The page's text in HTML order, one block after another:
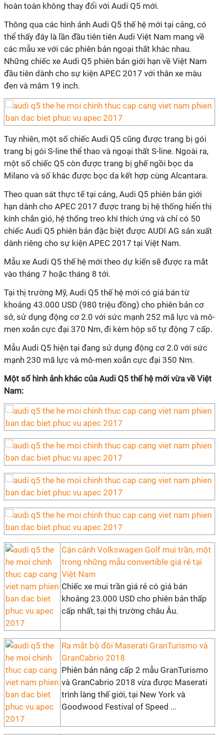
hoàn toàn không thay đổi với Audi Q5 mới.
Thông qua các hình ảnh Audi Q5 thế hệ mới tại cảng, có
thể thấy đây là lần đầu tiên tiên Audi Việt Nam mang về
các mẫu xe với các phiên bản ngoại thất khác nhau.
Những chiếc xe Audi Q5 phiên bản giới hạn về Việt Nam
đầu tiên dành cho sự kiện APEC 2017 với thân xe màu
đen và mâm 19 inch.
Tuy nhiên, một số chiếc Audi Q5 cũng được trang bị gói
trang bị gói S-line thể thao và ngoại thất S-line. Ngoài ra,
một số chiếc Q5 còn được trang bị ghế ngồi bọc da
Milano và số khác được bọc da kết hợp cùng Alcantara.
Theo quan sát thực tế tại cảng, Audi Q5 phiên bản giới
hạn dành cho APEC 2017 được trang bị hệ thống hiển thị
kính chắn gió, hệ thống treo khí thích ứng và chỉ có 50
chiếc Audi Q5 phiên bản đặc biệt được AUDI AG sản xuất
dành riêng cho sự kiện APEC 2017 tại Việt Nam.
Mẫu xe Audi Q5 thế hệ mới theo dự kiến sẽ được ra mắt
vào tháng 7 hoặc tháng 8 tới.
Tại thị trường Mỹ, Audi Q5 thế hệ mới có giá bán từ
khoảng 43.000 USD (980 triệu đồng) cho phiên bản cơ
sở, sử dụng động cơ 2.0 với sức mạnh 252 mã lực và mô-
men xoắn cực đại 370 Nm, đi kèm hộp số tự động 7 cấp.
Mẫu Audi Q5 hiện tại đang sử dụng động cơ 2.0 với sức
mạnh 230 mã lực và mô-men xoắn cực đại 350 Nm.
Một số hình ảnh khác của Audi Q5 thế hệ mới vừa về Việt
Nam:
Cận cảnh Volkswagen Golf mui trần, một
trong những mẫu convertible giá rẻ tại
Việt Nam
Chiếc xe mui trần giá rẻ có giá bán
khoảng 23.000 USD cho phiên bản thấp
cấp nhất, tại thị trường châu Âu.
Ra mắt bộ đôi Maserati GranTurismo và
GranCabrio 2018
Phiên bản nâng cấp 2 mẫu GranTurismo
và GranCabrio 2018 vừa được Maserati
trình làng thế giới, tại New York và
Goodwood Festival of Speed ...